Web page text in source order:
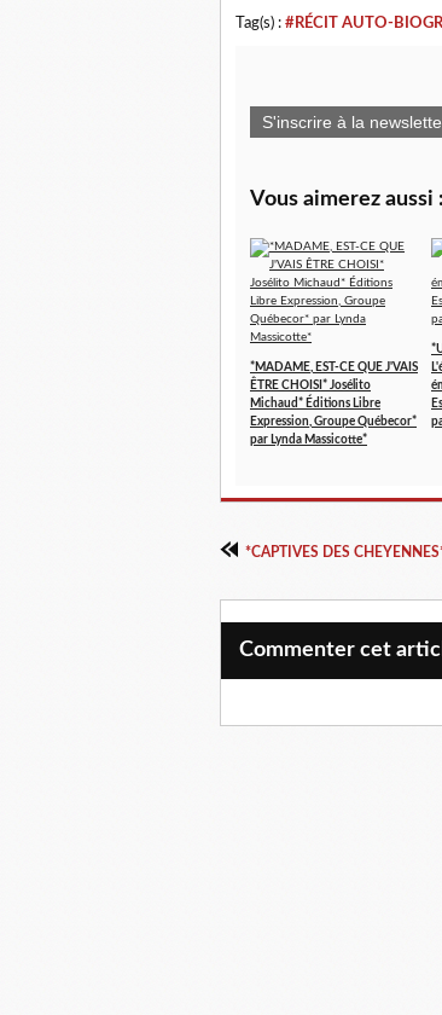
Tag(s) : #RÉCIT AUTO-
S'inscrire à la
Vous aimerez aussi :
*MADAME, EST-CE QUE J'VAIS
ÊTRE CHOISI* Josélito
Michaud* Éditions Libre
Expression, Groupe Québecor*
par Lynda Massicotte*
Commenter cet